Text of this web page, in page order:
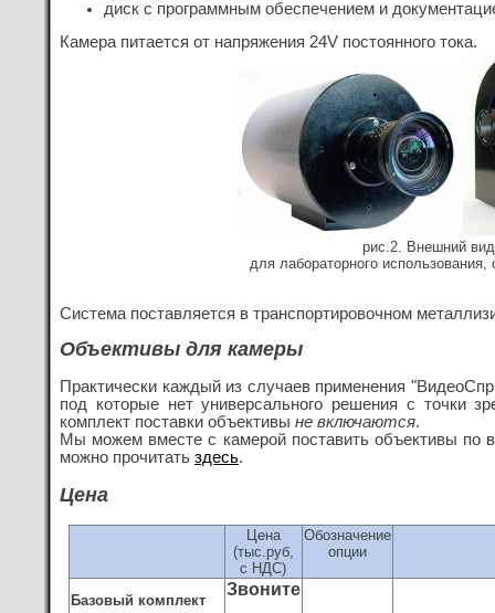
диск с программным обеспечением и
Камера питается от напряжения 24V постоянного тока.
рис.2. Внешний
для лабораторного
Система поставляется в транспортировочном
Объективы для камеры
Практически каждый из случаев применения
под которые нет универсального решения с точки
комплект поставки объективы не включаются.
Мы можем вместе с камерой поставить объективы по
можно прочитать здесь.
Цена
Цена
(тыс.руб,
с НДС)
Обозначение
опции
Базовый комплект
Звоните